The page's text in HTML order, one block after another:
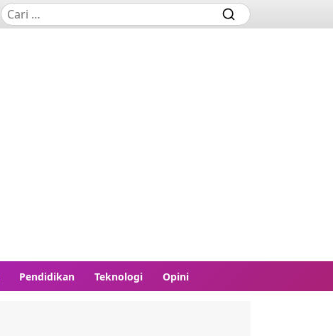
Pendidikan Teknologi Opini